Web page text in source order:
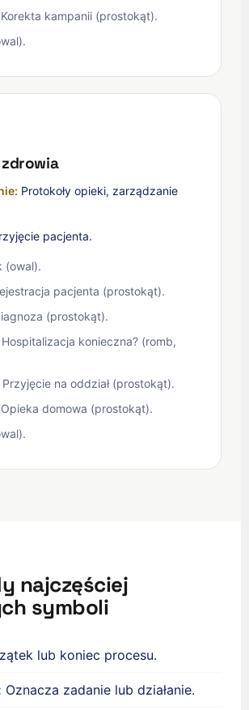
kampanii (prostokąt).
Protokoły opieki, zarządzanie
pacjenta.
(owal).
pacjenta (prostokąt).
(prostokąt).
konieczna? (romb,
na oddział (prostokąt).
domowa (prostokąt).
najczęściej
symboli
lub koniec procesu.
Oznacza zadanie lub działanie.